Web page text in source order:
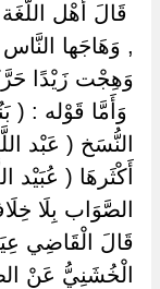
‏قَالَ أَهْل
, وَهَاجَها
وَهِجْت زَيْدًا
‏وَأَمَّا قَوْله : (
النُّسَخ ( عَبْد
أَكْثَرهَا (
الصَّوَاب بِلَا
قَالَ الْقَاضِي
الْخُشَنِيُّ عَنْ